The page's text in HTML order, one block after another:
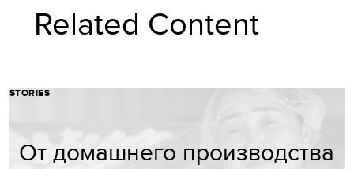
Related Content
STORIES
От домашнего производства